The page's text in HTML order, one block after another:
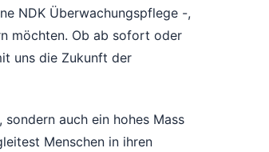
NDK Überwachungspflege -,
möchten. Ob ab sofort oder
uns die Zukunft der
auch ein hohes Mass
Menschen in ihren